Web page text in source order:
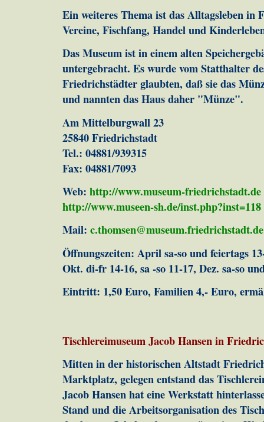
Ein weiteres Thema ist das Alltagsleben in
Vereine, Fischfang, Handel und
Das Museum ist in einem alten
untergebracht. Es wurde vom Statthalter
Friedrichstädter glaubten, daß sie das
und nannten das Haus daher "Münze".
Am Mittelburgwall 23
25840 Friedrichstadt
Tel.: 04881/939315
Fax: 04881/7093
Web:http://www.museum-friedrichstadt.de
http://www.museen-sh.de/inst.php?inst=118
Mail:c.thomsen@museum.friedrichstadt.de
Öffnungszeiten: April sa-so und feiertags
Okt. di-fr 14-16, sa -so 11-17, Dez. sa-so
Eintritt: 1,50 Euro, Familien 4,- Euro,
Tischlereimuseum Jacob Hansen in
Mitten in der historischen Altstadt
Marktplatz, gelegen entstand das
Jacob Hansen hat eine Werkstatt
Stand und die Arbeitsorganisation des